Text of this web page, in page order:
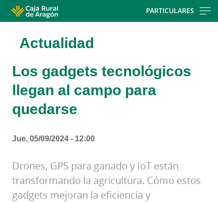
PARTICULARES
Actualidad
Los gadgets tecnológicos
llegan al campo para
quedarse
Jue, 05/09/2024 - 12:00
Drones, GPS para ganado y IoT están
transformando la agricultura. Cómo estos
gadgets mejoran la eficiencia y